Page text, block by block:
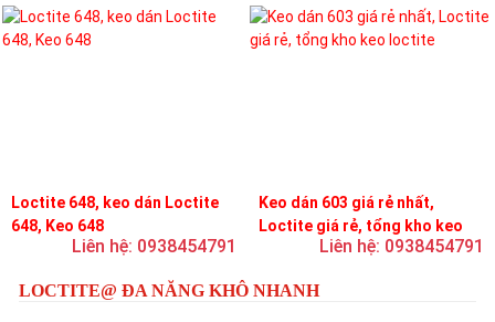
Loctite 648, keo dán Loctite
648, Keo 648
Liên hệ: 0938454791
Keo dán 603 giá rẻ nhất,
Loctite giá rẻ, tổng kho keo
Liên hệ: 0938454791
LOCTITE@ ĐA NĂNG KHÔ NHANH